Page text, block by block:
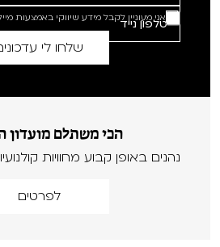
אני מעוניין לקבל מידע שיווקי באמצעות
הכי משתלם מועדון
נהנים באופן קבוע מחוויות
לפרטים